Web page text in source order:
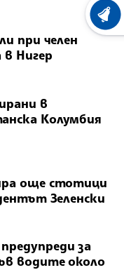
при челен
в Нигер
в
Колумбия
още стотици
Зеленски
за
водите около